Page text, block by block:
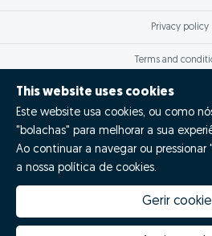
Privacy policy
Terms and
Alternative dispute
Complaint
This website uses cookies
Este website usa cookies, ou como
"bolachas" para melhorar a sua
Ao continuar a navegar ou
a nossa política de cookies.
Gerir